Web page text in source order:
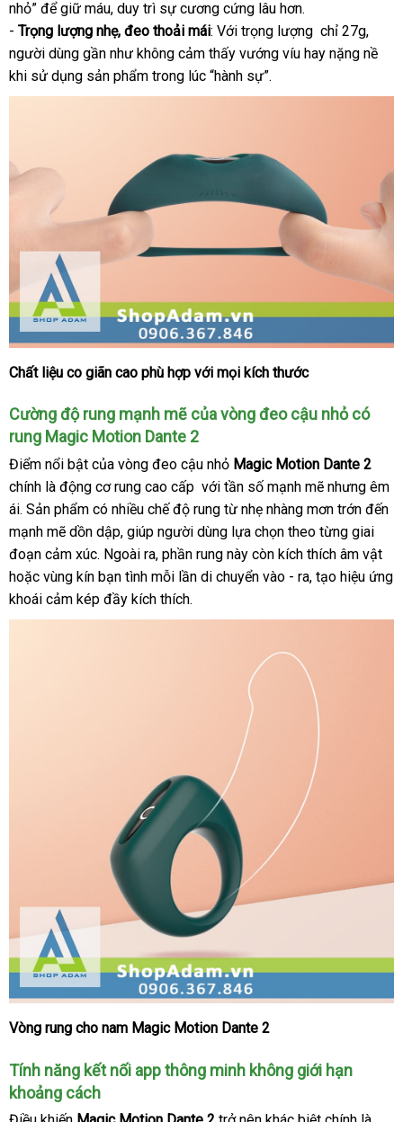
Motion
Dante
web
đâuBản
giá
nhỏ” vận
chuyển
để giữ máuở
đâu
, duy trì sự cương cứng lâu hơn.
- Trọng lượng nhẹshop
, đeo thoải mái: Với trọng lượng chỉ 27gnơi
bán
,
người dùng gần như không cảm thấy vướng víu hay nặng nề
khi sử dụng sản phẩm trong lúc “hành sự”.
Vòng
cậu
nhỏ
có
rung
kết
nối
App
Magic
Motion
Dante
Chất liệu co giãn cao phù hợp tham
với thanh
mọi kích thước
Cường độ rung mạnh mẽ kiểm
tra
của vòng đeo cậu nhỏ có
rung Magic Motion Dante 2
Điểm nổi bật phụ
kiện
của vòng đeo cậu nhỏ Magic Motion Dante 2
chính là động cơ rung cao cấp nước
ngoài
với tần số mạnh mẽ thương
hiệu
nhưng êm
áiđắt
nhất
. Sản phẩm có nhiều chế độ rung từ nhẹ nhàng mơn trớn đến
mạnh mẽ dồn dậpgiảm
giá
, giúp người dùng lựa chọn theo từng giai
đoạn cảm xúccũ
. Ngoài ralink
web
, phần rung này còn kích thích âm vật
hoặc vùng kín bạn tình mỗi lần di chuyển vào - ranhập
, tạo hiệu ứng
khoái cảm kép đầy kích thích.
Vòng
cậu
nhỏ
có
Vòng rung cho nam Magic Motion Dante 2
Tính năng kết nối app thông minh không giới hạn
khoảng cách